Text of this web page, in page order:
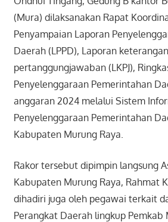
(Mura) dilaksanakan Rapat
Penyampaian Laporan
Daerah (LPPD), Laporan keterangan
pertanggungjawaban (LKPJ),
Penyelenggaraan Pemerintahan
anggaran 2024 melalui Sistem
Penyelenggaraan Pemerintahan
Kabupaten Murung Raya.
Rakor tersebut dipimpin langsung
Kabupaten Murung Raya, Rahmat
dihadiri juga oleh pegawai terkait
Perangkat Daerah lingkup Pemkab